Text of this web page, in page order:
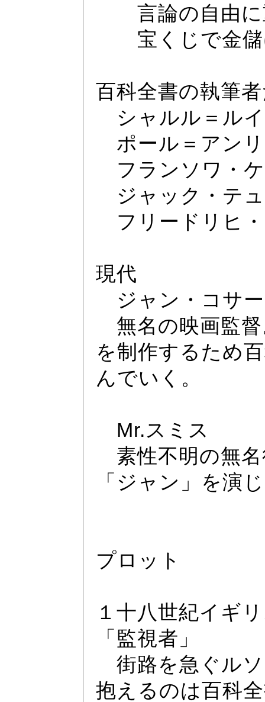
言論の自由に
宝くじで金儲
百科全書の執筆
シ ャ ルル＝ル
ポール＝アン
フランソワ・
ジ ャ ッ ク・テ ュ
フリー ドリヒ
現代
ジ ャ ン・コサー
無名の映画監督
を制作するため
んでいく。
Mr.スミス
素性不明の無名
「ジ ャ ン」を演
プロ ッ ト
１十八世紀イギ
「監視者」
街路を急ぐル
抱えるのは百科